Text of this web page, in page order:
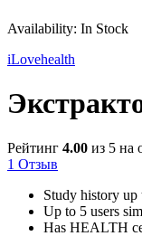
Availability: In Stock
iLovehealth
Рейтинг 4.00 из 5 на
1 Отзыв
Study history up
Up to 5 users
Has HEALTH